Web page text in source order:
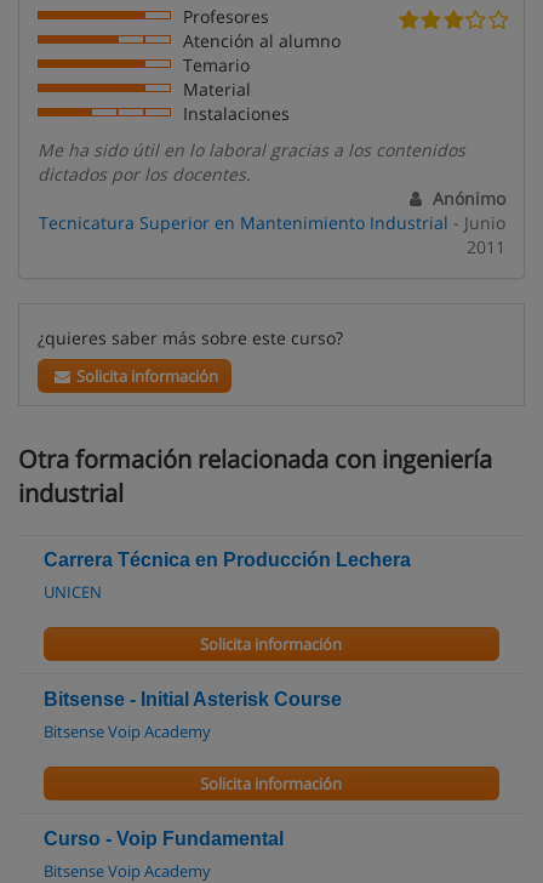
Profesores
Atención al alumno
Temario
Material
Instalaciones
Me ha sido útil en lo laboral gracias a los contenidos
dictados por los docentes.
Anónimo
Tecnicatura Superior en Mantenimiento Industrial - Junio
2011
¿quieres saber más sobre este curso?
Solicita información
Otra formación relacionada con ingeniería
industrial
Carrera Técnica en Producción Lechera
UNICEN
Solicita información
Bitsense - Initial Asterisk Course
Bitsense Voip Academy
Solicita información
Curso - Voip Fundamental
Bitsense Voip Academy